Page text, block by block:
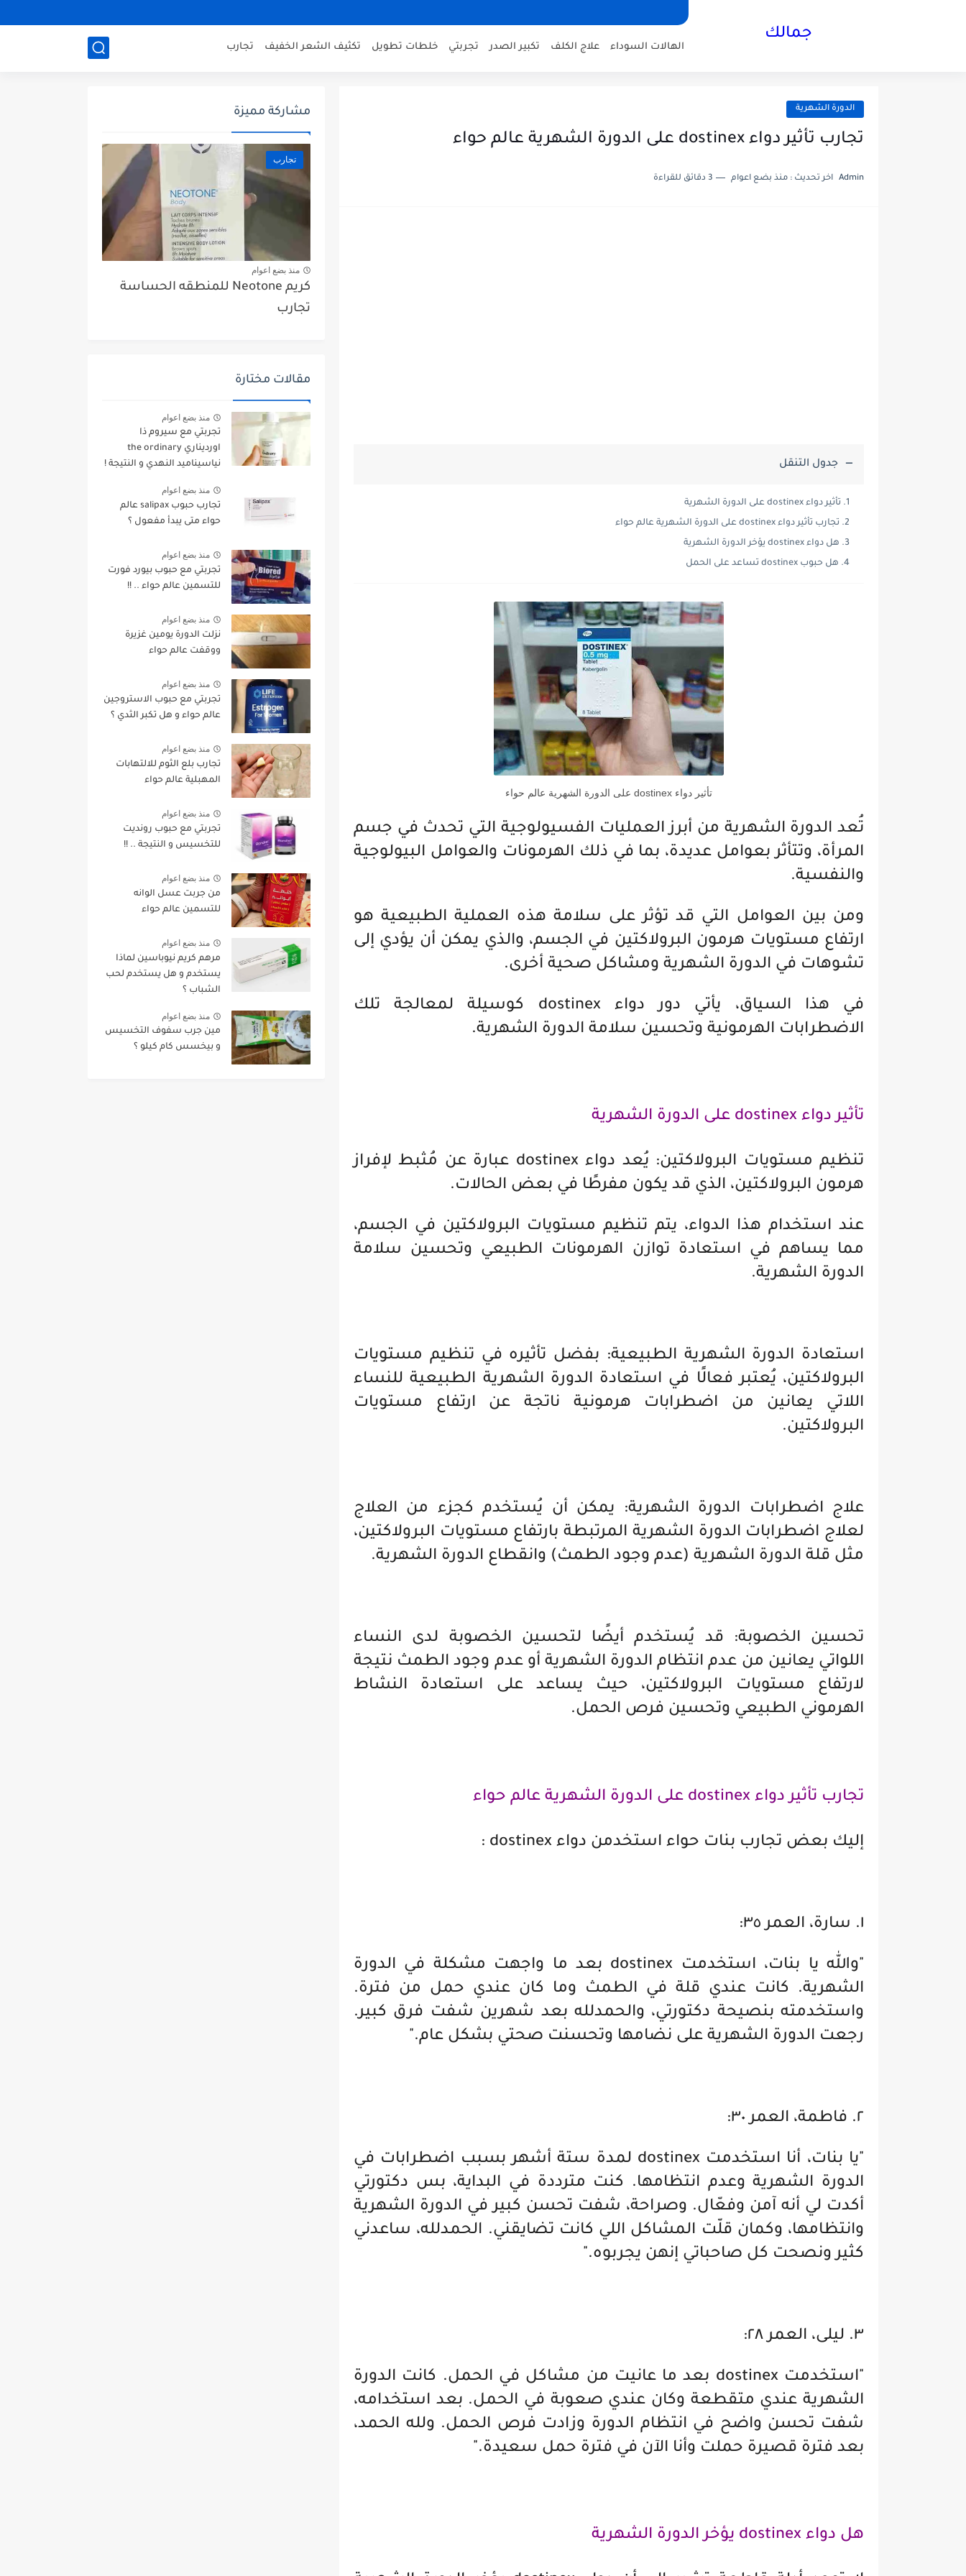
جمالك
الهالات السوداء علاج الكلف تكبير الصدر تجربتي خلطات تطويل تكثيف الشعر الخفيف تجارب
الدورة الشهرية
تجارب تأثير دواء dostinex على الدورة الشهرية عالم حواء
Admin اخر تحديث : منذ بضع اعوام 3 دقائق للقراءة
جدول التنقل
تأثير دواء dostinex على الدورة الشهرية
تجارب تأثير دواء dostinex على الدورة الشهرية عالم حواء
هل دواء dostinex يؤخر الدورة الشهرية
هل حبوب dostinex تساعد على الحمل
تأثير دواء dostinex على الدورة الشهرية عالم حواء
تُعد الدورة الشهرية من أبرز العمليات الفسيولوجية التي تحدث في جسم
المرأة، وتتأثر بعوامل عديدة، بما في ذلك الهرمونات والعوامل البيولوجية
والنفسية.
ومن بين العوامل التي قد تؤثر على سلامة هذه العملية الطبيعية هو
ارتفاع مستويات هرمون البرولاكتين في الجسم، والذي يمكن أن يؤدي إلى
تشوهات في الدورة الشهرية ومشاكل صحية أخرى.
في هذا السياق، يأتي دور دواء dostinex كوسيلة لمعالجة تلك
الاضطرابات الهرمونية وتحسين سلامة الدورة الشهرية.
تأثير دواء dostinex على الدورة الشهرية
تنظيم مستويات البرولاكتين: يُعد دواء dostinex عبارة عن مُثبط لإفراز
هرمون البرولاكتين، الذي قد يكون مفرطًا في بعض الحالات.
عند استخدام هذا الدواء، يتم تنظيم مستويات البرولاكتين في الجسم،
مما يساهم في استعادة توازن الهرمونات الطبيعي وتحسين سلامة
الدورة الشهرية.
استعادة الدورة الشهرية الطبيعية: بفضل تأثيره في تنظيم مستويات
البرولاكتين، يُعتبر فعالًا في استعادة الدورة الشهرية الطبيعية للنساء
اللاتي يعانين من اضطرابات هرمونية ناتجة عن ارتفاع مستويات
البرولاكتين.
علاج اضطرابات الدورة الشهرية: يمكن أن يُستخدم كجزء من العلاج
لعلاج اضطرابات الدورة الشهرية المرتبطة بارتفاع مستويات البرولاكتين،
مثل قلة الدورة الشهرية (عدم وجود الطمث) وانقطاع الدورة الشهرية.
تحسين الخصوبة: قد يُستخدم أيضًا لتحسين الخصوبة لدى النساء
اللواتي يعانين من عدم انتظام الدورة الشهرية أو عدم وجود الطمث نتيجة
لارتفاع مستويات البرولاكتين، حيث يساعد على استعادة النشاط
الهرموني الطبيعي وتحسين فرص الحمل.
تجارب تأثير دواء dostinex على الدورة الشهرية عالم حواء
إليك بعض تجارب بنات حواء استخدمن دواء dostinex :
١. سارة، العمر ٣٥:
"والله يا بنات، استخدمت dostinex بعد ما واجهت مشكلة في الدورة
الشهرية. كانت عندي قلة في الطمث وما كان عندي حمل من فترة.
واستخدمته بنصيحة دكتورتي، والحمدلله بعد شهرين شفت فرق كبير.
رجعت الدورة الشهرية على نضامها وتحسنت صحتي بشكل عام."
٢. فاطمة، العمر ٣٠:
"يا بنات، أنا استخدمت dostinex لمدة ستة أشهر بسبب اضطرابات في
الدورة الشهرية وعدم انتظامها. كنت مترددة في البداية، بس دكتورتي
أكدت لي أنه آمن وفعّال. وصراحة، شفت تحسن كبير في الدورة الشهرية
وانتظامها، وكمان قلّت المشاكل اللي كانت تضايقني. الحمدلله، ساعدني
كثير ونصحت كل صاحباتي إنهن يجربوه."
٣. ليلى، العمر ٢٨:
"استخدمت dostinex بعد ما عانيت من مشاكل في الحمل. كانت الدورة
الشهرية عندي متقطعة وكان عندي صعوبة في الحمل. بعد استخدامه،
شفت تحسن واضح في انتظام الدورة وزادت فرص الحمل. ولله الحمد،
بعد فترة قصيرة حملت وأنا الآن في فترة حمل سعيدة."
هل دواء dostinex يؤخر الدورة الشهرية
مشاركة مميزة
تجارب
منذ بضع اعوام
كريم Neotone للمنطقه الحساسة
تجارب
مقالات مختارة
منذ بضع اعوام
تجربتي مع سيروم ذا
اورديناري the ordinary
نياسيناميد النهدي و النتيجة !
منذ بضع اعوام
تجارب حبوب salipax عالم
حواء متى يبدأ مفعول ؟
منذ بضع اعوام
تجربتي مع حبوب بيورد فورت
للتسمين عالم حواء .. !!
منذ بضع اعوام
نزلت الدورة يومين غزيرة
ووقفت عالم حواء
منذ بضع اعوام
تجربتي مع حبوب الاستروجين
عالم حواء و هل تكبر الثدي ؟
منذ بضع اعوام
تجارب بلع الثوم للالتهابات
المهبلية عالم حواء
منذ بضع اعوام
تجربتي مع حبوب رونديت
للتخسيس و النتيجة .. !!
منذ بضع اعوام
من جربت عسل الوانه
للتسمين عالم حواء
منذ بضع اعوام
مرهم كريم نيوباسين لماذا
يستخدم و هل يستخدم لحب
الشباب ؟
منذ بضع اعوام
مين جرب سفوف التخسيس
و بيخسس كام كيلو ؟